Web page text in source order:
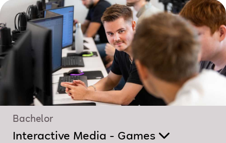
Bachelor
Interactive Media - Games